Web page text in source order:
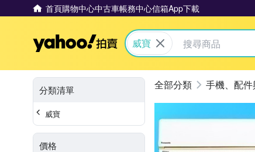
首頁購物中心中古車帳務中心信箱App下載
Yahoo拍賣
威寶
分類清單
威寶
價格
手機、配